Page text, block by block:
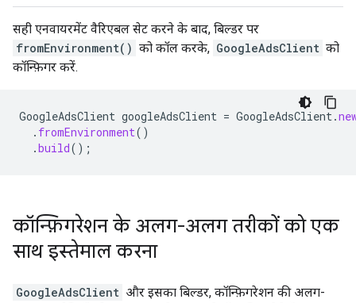
सही एनवायरमेंट वैरिएबल सेट करने के बाद, बिल्डर पर
fromEnvironment() को कॉल करके, GoogleAdsClient को
कॉन्फ़िगर करें.
GoogleAdsClient googleAdsClient = GoogleAdsClient.
. fromEnvironment()
.build();
कॉन्फ़िगरेशन के अलग-अलग तरीकों को एक
साथ इस्तेमाल करना
GoogleAdsClient और इसका बिल्डर, कॉन्फ़िगरेशन की अलग-